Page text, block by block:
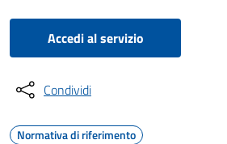
Accedi al servizio
Condividi
Normativa di riferimento